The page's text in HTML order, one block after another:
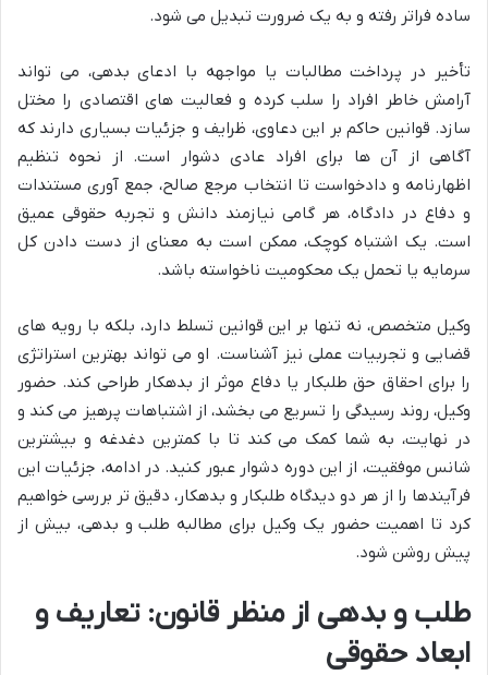
ساده فراتر رفته و به یک ضرورت تبدیل می شود.
تأخیر در پرداخت مطالبات یا مواجهه با ادعای بدهی، می تواند
آرامش خاطر افراد را سلب کرده و فعالیت های اقتصادی را مختل
سازد. قوانین حاکم بر این دعاوی، ظرایف و جزئیات بسیاری دارند که
آگاهی از آن ها برای افراد عادی دشوار است. از نحوه تنظیم
اظهارنامه و دادخواست تا انتخاب مرجع صالح، جمع آوری مستندات
و دفاع در دادگاه، هر گامی نیازمند دانش و تجربه حقوقی عمیق
است. یک اشتباه کوچک، ممکن است به معنای از دست دادن کل
سرمایه یا تحمل یک محکومیت ناخواسته باشد.
وکیل متخصص، نه تنها بر این قوانین تسلط دارد، بلکه با رویه های
قضایی و تجربیات عملی نیز آشناست. او می تواند بهترین استراتژی
را برای احقاق حق طلبکار یا دفاع موثر از بدهکار طراحی کند. حضور
وکیل، روند رسیدگی را تسریع می بخشد، از اشتباهات پرهیز می کند و
در نهایت، به شما کمک می کند تا با کمترین دغدغه و بیشترین
شانس موفقیت، از این دوره دشوار عبور کنید. در ادامه، جزئیات این
فرآیندها را از هر دو دیدگاه طلبکار و بدهکار، دقیق تر بررسی خواهیم
کرد تا اهمیت حضور یک وکیل برای مطالبه طلب و بدهی، بیش از
پیش روشن شود.
طلب و بدهی از منظر قانون: تعاریف و
ابعاد حقوقی